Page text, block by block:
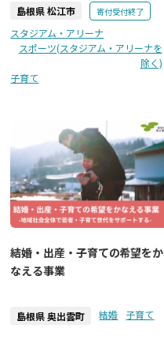
島根県 松江市 寄付受付終了
スタジアム・アリーナ
スポーツ(スタジアム・アリーナを
除く)
子育て
結婚・出産・子育ての希望をか
なえる事業
島根県 奥出雲町 結婚 子育て